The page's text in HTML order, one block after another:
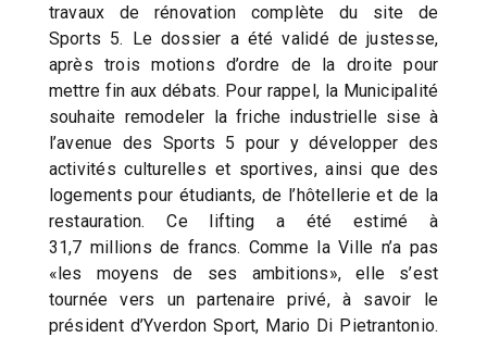
travaux de rénovation complète du site de
Sports 5. Le dossier a été validé de justesse,
après trois motions d’ordre de la droite pour
mettre fin aux débats. Pour rappel, la Municipalité
souhaite remodeler la friche industrielle sise à
l’avenue des Sports 5 pour y développer des
activités culturelles et sportives, ainsi que des
logements pour étudiants, de l’hôtellerie et de la
restauration. Ce lifting a été estimé à
31,7 millions de francs. Comme la Ville n’a pas
«les moyens de ses ambitions», elle s’est
tournée vers un partenaire privé, à savoir le
président d’Yverdon Sport, Mario Di Pietrantonio.